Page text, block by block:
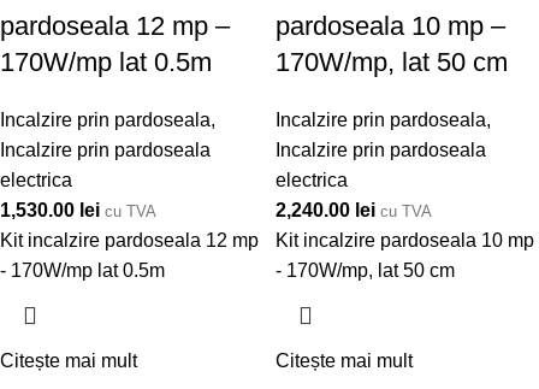
pardoseala 12 mp –
170W/mp lat 0.5m
Incalzire prin pardoseala,
Incalzire prin pardoseala
electrica
1,530.00 lei cu TVA
Kit incalzire pardoseala 12 mp
- 170W/mp lat 0.5m
Citește mai mult
pardoseala 10 mp –
170W/mp, lat 50 cm
Incalzire prin pardoseala,
Incalzire prin pardoseala
electrica
2,240.00 lei cu TVA
Kit incalzire pardoseala 10 mp
- 170W/mp, lat 50 cm
Citește mai mult